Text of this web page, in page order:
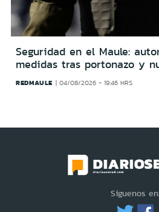
Seguridad en el Maule:
medidas tras portonazo y
REDMAULE 04/08/2026 - 19:46 HRS
Síguenos en: